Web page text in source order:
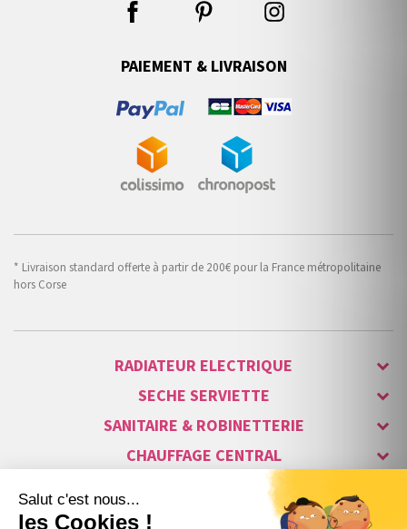
PAIEMENT & LIVRAISON
* Livraison standard offerte à partir de 200€ pour la France métropolitaine
hors Corse
RADIATEUR ELECTRIQUE
SECHE SERVIETTE
SANITAIRE & ROBINETTERIE
CHAUFFAGE CENTRAL
ALARME & SÉCURITÉ
MAISON CONNECTÉE